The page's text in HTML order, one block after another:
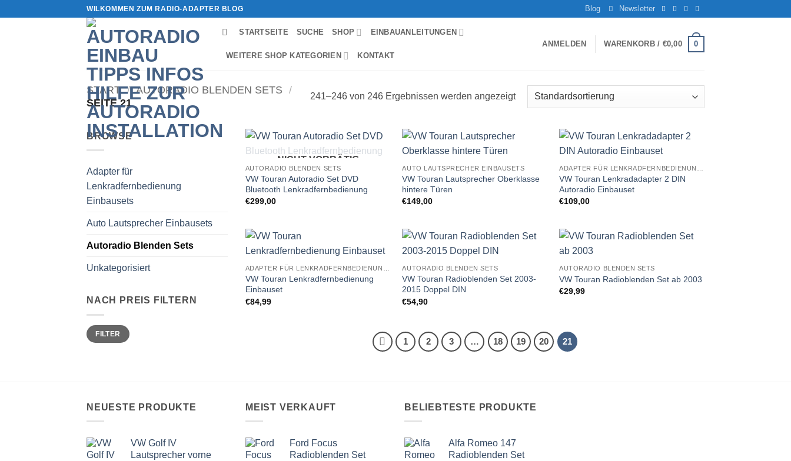
WILKOMMEN ZUM RADIO-ADAPTER BLOG Blog Newsletter
STARTSEITE SUCHE SHOP EINBAUANLEITUNGEN
WEITERE SHOP KATEGORIEN KONTAKT
ANMELDEN WARENKORB / €0,00 0
START / AUTORADIO BLENDEN SETS /
SEITE 21
241–246 von 246 Ergebnissen werden angezeigt
BROWSE
Adapter für
Lenkradfernbedienung
Einbausets
Auto Lautsprecher Einbausets
Autoradio Blenden Sets
Unkategorisiert
NACH PREIS FILTERN
Min.
Preis
Max.
PreisFILTER
hinzufügen
NICHT VORRÄTIG
AUTORADIO BLENDEN SETS
VW Touran Autoradio Set DVD
Bluetooth Lenkradfernbedienung
€299,00
Wunschliste
hinzufügen
AUTO LAUTSPRECHER EINBAUSETS
VW Touran Lautsprecher Oberklasse
hintere Türen
€149,00
Wunschliste
hinzufügen
VW Touran Lenkradadapter 2 DIN
Autoradio Einbauset
€109,00
Wunschliste
hinzufügen
VW Touran Lenkradfernbedienung
Einbauset
€84,99
hinzufügen
AUTORADIO BLENDEN SETS
VW Touran Radioblenden Set 2003-
2015 Doppel DIN
€54,90
hinzufügen
AUTORADIO BLENDEN SETS
VW Touran Radioblenden Set ab 2003
€29,99
1 2 3 … 18 19 20 21
NEUESTE PRODUKTE
VW Golf IV
Lautsprecher vorne
MEIST VERKAUFT
Ford Focus
Radioblenden Set
BELIEBTESTE PRODUKTE
Alfa Romeo 147
Radioblenden Set